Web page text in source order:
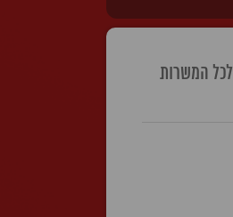
לכל המשרות